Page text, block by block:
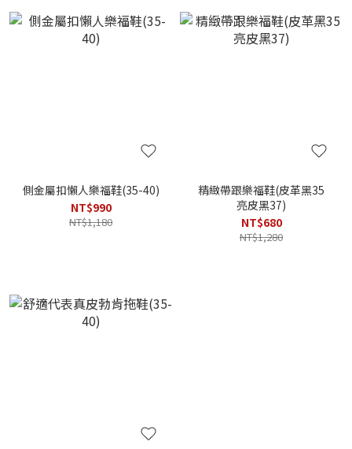
側金屬扣懶人樂福鞋(35-40)
NT$990
NT$1,180
精緻帶跟樂福鞋(皮革黑35
亮皮黑37)
NT$680
NT$1,280